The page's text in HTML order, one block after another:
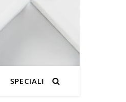
SPECIALI